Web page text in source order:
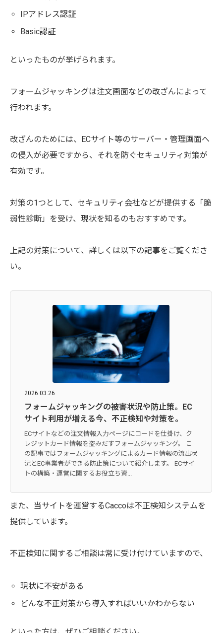
IPアドレス認証
Basic認証
といったものが挙げられます。
フォームジャッキングは注文画面などの改ざんによって
行われます。
改ざんのためには、ECサイト等のサーバー・管理画面へ
の侵入が必要ですから、それを防ぐセキュリティ対策が
有効です。
対策の1つとして、セキュリティ会社などが提供する「脆
弱性診断」を受け、現状を知るのもおすすめです。
上記の対策について、詳しくは以下の記事をご覧くださ
い。
2026.03.26
フォームジャッキングの被害状況や防止策。EC
サイト利用が増える今、不正検知や対策を。
ECサイトなどの注文情報入力ページにコードを仕掛け、ク
レジットカード情報を盗みだすフォームジャッキング。 こ
の記事ではフォームジャッキングによるカード情報の流出状
況とEC事業者ができる防止策について紹介します。 ECサイ
トの構築・運営に関するお役立ち資...
また、当サイトを運営するCaccoは不正検知システムを
提供しています。
不正検知に関するご相談は常に受け付けていますので、
現状に不安がある
どんな不正対策から導入すればいいかわからない